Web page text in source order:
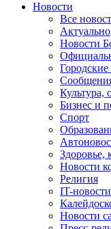
Новости
Все
Актуально
Новости
Культура,
Бизнес и
Спорт
Здоровье,
Новости
Религия
IT-новости
Новости